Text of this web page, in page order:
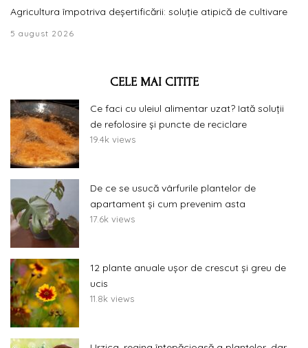
Agricultura împotriva deșertificării: soluție atipică de cultivare
5 august 2026
CELE MAI CITITE
Ce faci cu uleiul alimentar uzat? Iată soluții
de refolosire și puncte de reciclare
19.4k views
De ce se usucă vârfurile plantelor de
apartament și cum prevenim asta
17.6k views
12 plante anuale ușor de crescut și greu de
ucis
11.8k views